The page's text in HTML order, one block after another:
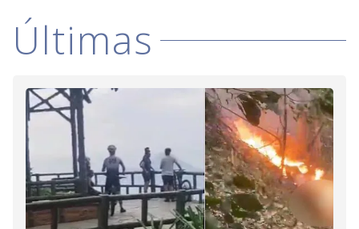
Últimas